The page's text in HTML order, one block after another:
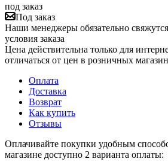
под заказ
Под заказ
Наши менеджеры обязательно
условия заказа
Цена действительна только для
отличаться от цен в розничных
Оплата
Доставка
Возврат
Как купить
Отзывы
Оплачивайте покупки удобным
магазине доступно 2 варианта оплаты: